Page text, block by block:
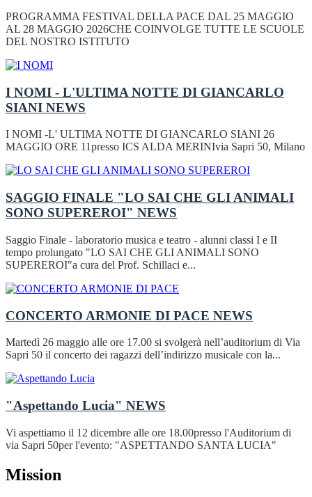
PROGRAMMA FESTIVAL DELLA PACE DAL 25 MAGGIO
AL 28 MAGGIO 2026CHE COINVOLGE TUTTE LE SCUOLE
DEL NOSTRO ISTITUTO
I NOMI - L'ULTIMA NOTTE DI GIANCARLO
SIANI NEWS
I NOMI -L' ULTIMA NOTTE DI GIANCARLO SIANI 26
MAGGIO ORE 11presso ICS ALDA MERINIvia Sapri 50, Milano
SAGGIO FINALE "LO SAI CHE GLI ANIMALI
SONO SUPEREROI" NEWS
Saggio Finale - laboratorio musica e teatro - alunni classi I e II
tempo prolungato "LO SAI CHE GLI ANIMALI SONO
SUPEREROI"a cura del Prof. Schillaci e...
CONCERTO ARMONIE DI PACE NEWS
Martedì 26 maggio alle ore 17.00 si svolgerà nell’auditorium di Via
Sapri 50 il concerto dei ragazzi dell’indirizzo musicale con la...
"Aspettando Lucia" NEWS
Vi aspettiamo il 12 dicembre alle ore 18.00presso l'Auditorium di
via Sapri 50per l'evento: "ASPETTANDO SANTA LUCIA"
Mission